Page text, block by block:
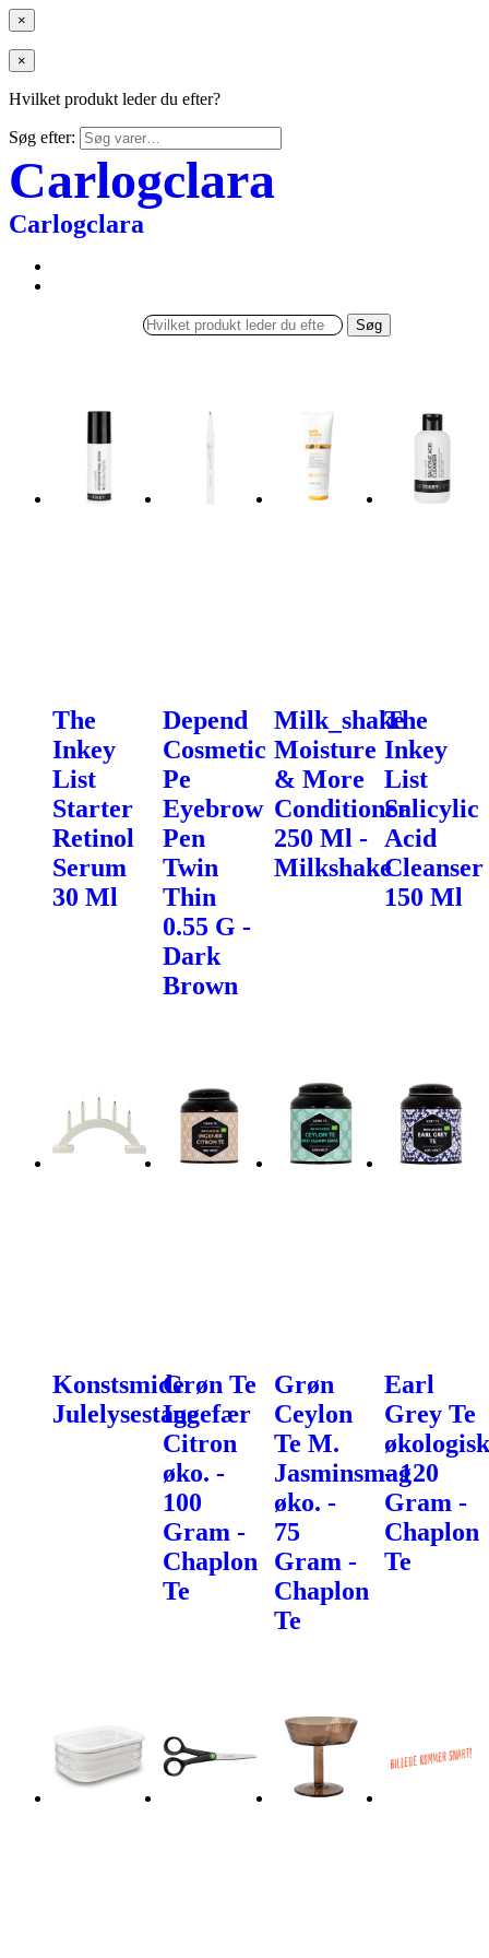
×
×
Hvilket produkt leder du efter?
Søg efter:
Carlogclara
Carlogclara
Søg
The
Inkey
List
Starter
Retinol
Serum
30 Ml
Depend
Cosmetic
Pe
Eyebrow
Pen
Twin
Thin
0.55 G -
Dark
Brown
Milk_shake
Moisture
& More
Conditioner
250 Ml -
Milkshake
The
Inkey
List
Salicylic
Acid
Cleanser
150 Ml
Konstsmide
Julelysestage
Grøn Te
Ingefær
Citron
øko. -
100
Gram -
Chaplon
Te
Grøn
Ceylon
Te M.
Jasminsmag
øko. -
75
Gram -
Chaplon
Te
Earl
Grey Te
økologisk
- 120
Gram -
Chaplon
Te